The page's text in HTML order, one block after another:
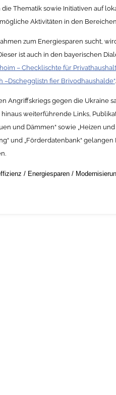
Thematik sowie Initiativen auf
Aktivitäten in den
zum Energiesparen sucht, wird
ist auch in den bayerischen
– Checklischte für
–Dschegglistn fier Brivodhaushalde“.
Angriffskriegs gegen die Ukraine
hinaus weiterführende Links,
und Dämmen“ sowie „Heizen
und „Förderdatenbank“
/ Energiesparen/